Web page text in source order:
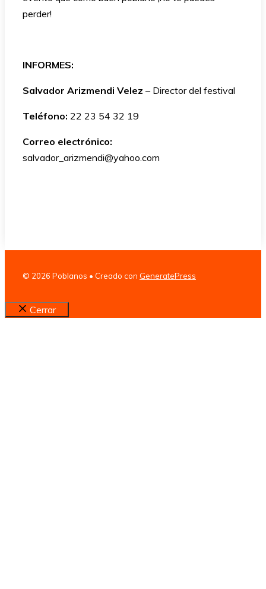
perder!
INFORMES:
Salvador Arizmendi Velez – Director del festival
Teléfono: 22 23 54 32 19
Correo electrónico:
salvador_arizmendi@yahoo.com
© 2026 Poblanos • Creado con GeneratePress
Cerrar